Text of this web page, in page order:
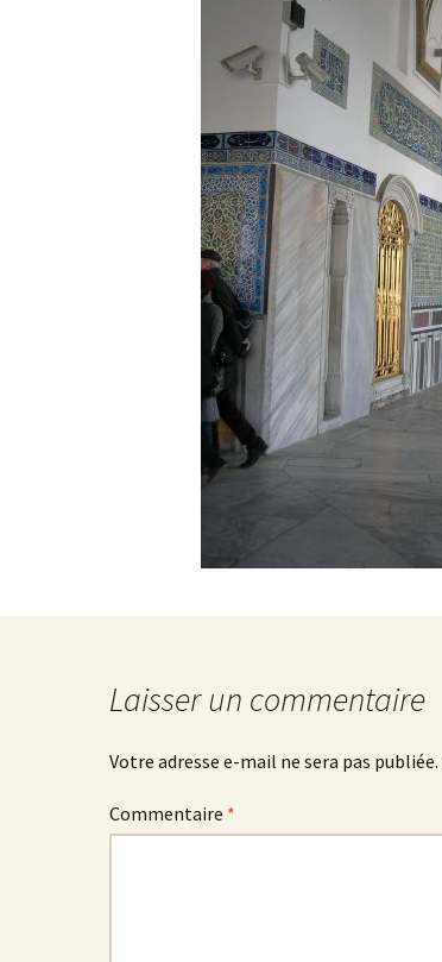
Laisser un commentaire
Votre adresse e-mail ne sera pas publiée.
Commentaire *